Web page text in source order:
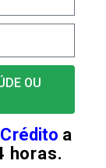
OU
a
horas.